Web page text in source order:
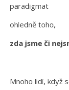
paradigmat
ohledně toho,
zda jsme či
Mnoho lidí, když